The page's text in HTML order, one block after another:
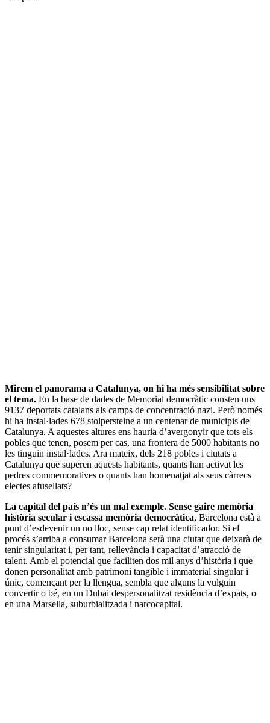
Mirem el panorama a Catalunya, on hi ha més sensibilitat sobre
el tema. En la base de dades de Memorial democràtic consten uns
9137 deportats catalans als camps de concentració nazi. Però només
hi ha instal·lades 678 stolpersteine a un centenar de municipis de
Catalunya. A aquestes altures ens hauria d’avergonyir que tots els
pobles que tenen, posem per cas, una frontera de 5000 habitants no
les tinguin instal·lades. Ara mateix, dels 218 pobles i ciutats a
Catalunya que superen aquests habitants, quants han activat les
pedres commemoratives o quants han homenatjat als seus càrrecs
electes afusellats?
La capital del país n’és un mal exemple. Sense gaire memòria
història secular i escassa memòria democràtica, Barcelona està a
punt d’esdevenir un no lloc, sense cap relat identificador. Si el
procés s’arriba a consumar Barcelona serà una ciutat que deixarà de
tenir singularitat i, per tant, rellevància i capacitat d’atracció de
talent. Amb el potencial que faciliten dos mil anys d’història i que
donen personalitat amb patrimoni tangible i immaterial singular i
únic, començant per la llengua, sembla que alguns la vulguin
convertir o bé, en un Dubai despersonalitzat residència d’expats, o
en una Marsella, suburbialitzada i narcocapital.